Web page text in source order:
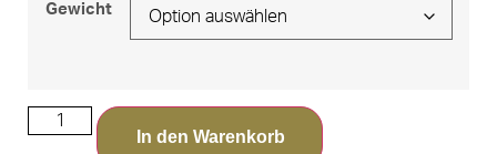
Gewicht
In den Warenkorb